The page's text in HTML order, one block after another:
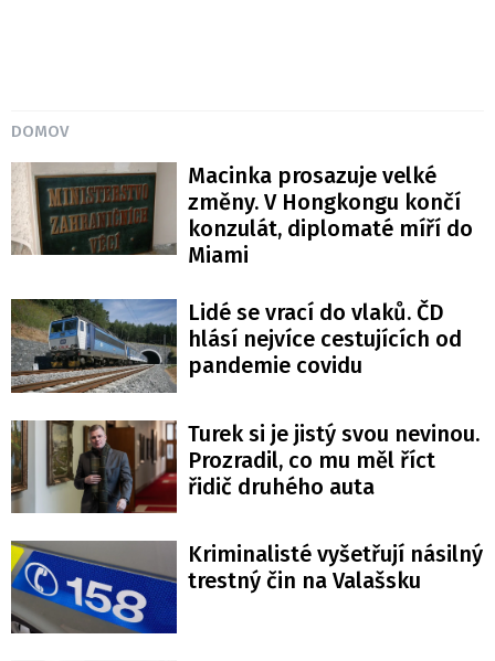
DOMOV
Macinka prosazuje velké
změny. V Hongkongu končí
konzulát, diplomaté míří do
Miami
Lidé se vrací do vlaků. ČD
hlásí nejvíce cestujících od
pandemie covidu
Turek si je jistý svou nevinou.
Prozradil, co mu měl říct
řidič druhého auta
Kriminalisté vyšetřují násilný
trestný čin na Valašsku